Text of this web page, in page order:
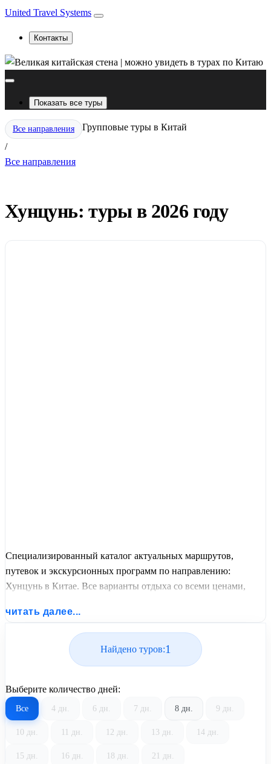
United Travel Systems
Контакты
Показать все туры
Все направления
/
Групповые туры в Китай
Все направления
Хунцунь: туры в 2026 году
Специализированный каталог актуальных маршрутов,
путевок и экскурсионных программ по направлению:
Хунцунь в Китае. Все варианты отдыха со всеми ценами,
графиком заездов от United Travel Systems.
читать далее...
Найдено туров:1
Выберите количество дней:
Все 4 дн. 6 дн. 7 дн. 8 дн. 9 дн.
10 дн. 11 дн. 12 дн. 13 дн. 14 дн.
15 дн. 16 дн. 18 дн. 21 дн.